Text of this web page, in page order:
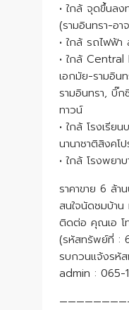
• ใกล้ จุดขึ้นล
(รามอินทรา-อ
• ใกล้ รถไฟฟ้า
• ใกล้ Central
เอกมัย-รามอิน
รามอินทรา, บิ๊
ทาวน์
• ใกล้ โรงเรีย
นานาชาติสิงคโ
• ใกล้ โรงพยา
ราคาขาย 6 ล้า
สนใจนัดชมบ้าน
ติดต่อ คุณเอ โ
(รหัสทรัพย์ที่ :
รบกวนแจ้งรหั
admin : 065-